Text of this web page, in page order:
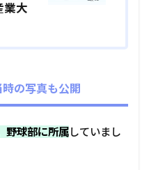
業大
の写真も公開
野球部に所属していまし